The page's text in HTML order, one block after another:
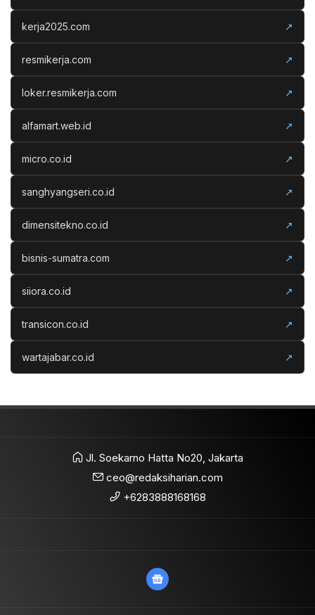
kerja2025.com ↗
resmikerja.com ↗
loker.resmikerja.com ↗
alfamart.web.id ↗
micro.co.id ↗
sanghyangseri.co.id ↗
dimensitekno.co.id ↗
bisnis-sumatra.com ↗
siiora.co.id ↗
transicon.co.id ↗
wartajabar.co.id ↗
Jl. Soekarno Hatta No20, Jakarta
ceo@redaksiharian.com
+6283888168168